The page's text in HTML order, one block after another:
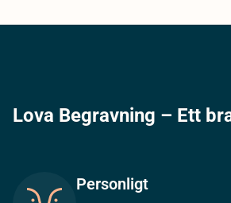
Lova Begravning – Ett
Personligt